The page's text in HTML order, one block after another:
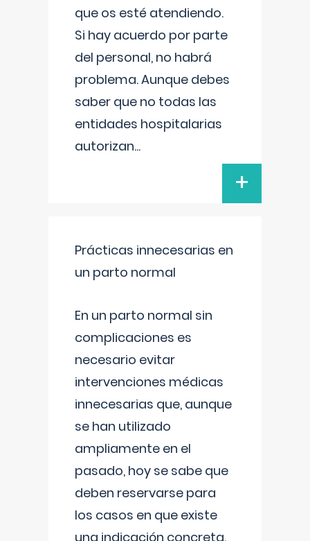
que os esté atendiendo.
Si hay acuerdo por parte
del personal, no habrá
problema. Aunque debes
saber que no todas las
entidades hospitalarias
autorizan...
+
Prácticas innecesarias en
un parto normal
En un parto normal sin
complicaciones es
necesario evitar
intervenciones médicas
innecesarias que, aunque
se han utilizado
ampliamente en el
pasado, hoy se sabe que
deben reservarse para
los casos en que existe
una indicación concreta.